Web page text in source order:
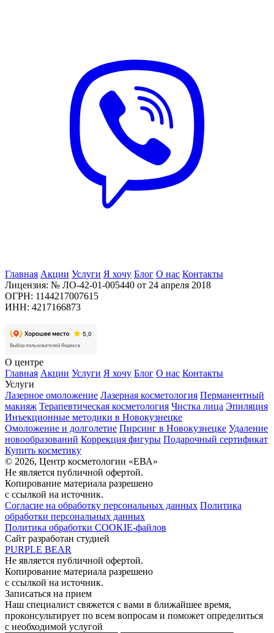
Главная Акции Услуги Я хочу Блог О нас Контакты
Лицензия: № ЛО-42-01-005440 от 24 апреля 2018
ОГРН: 1144217007615
ИНН: 4217166873
О центре
Главная Акции Услуги Я хочу Блог О нас Контакты
Услуги
Лазерное омоложение Лазерная косметология Перманентный
макияж Терапевтическая косметология Чистка лица Эпиляция
Инъекционные методики в Новокузнецке
Омоложение и долголетие Пирсинг в Новокузнецке Удаление
новообразований Коррекция фигуры Подарочный сертификат
Купить косметику
© 2026, Центр косметологии «ЕВА»
Не является публичной офертой.
Копирование материала разрешено
с ссылкой на источник.
Согласие на обработку персональных данных Политика
обработки персональных данных
Политика обработки COOKIE-файлов
Сайт разработан студией
PURPLE BEAR
Не является публичной офертой.
Копирование материала разрешено
с ссылкой на источник.
Записаться на прием
Наш специалист свяжется с вами в ближайшее время,
проконсультирует по всем вопросам и поможет определиться
с необходимой услугой